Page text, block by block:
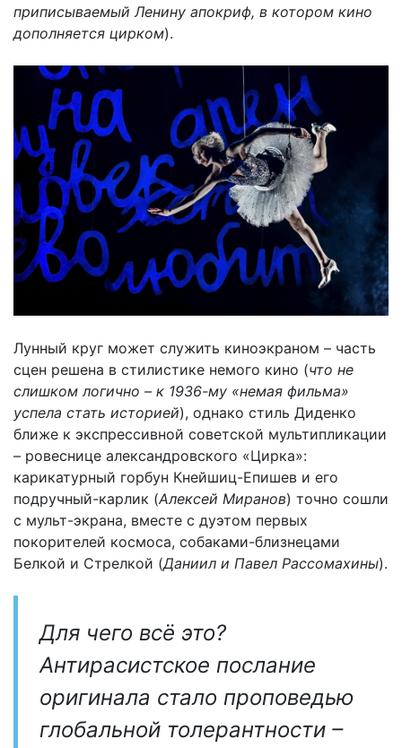
приписываемый Ленину апокриф, в котором кино
дополняется цирком).
Лунный круг может служить киноэкраном – часть
сцен решена в стилистике немого кино (что не
слишком логично – к 1936-му «немая фильма»
успела стать историей), однако стиль Диденко
ближе к экспрессивной советской мультипликации
– ровеснице александровского «Цирка»:
карикатурный горбун Кнейшиц-Епишев и его
подручный-карлик (Алексей Миранов) точно сошли
с мульт-экрана, вместе с дуэтом первых
покорителей космоса, собаками-близнецами
Белкой и Стрелкой (Даниил и Павел Рассомахины).
Для чего всё это?
Антирасистское послание
оригинала стало проповедью
глобальной толерантности –